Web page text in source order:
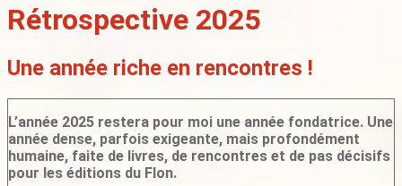
Rétrospective 2025
Une année riche en rencontres !
L’année 2025 restera pour moi une année fondatrice. Une
année dense, parfois exigeante, mais profondément
humaine, faite de livres, de rencontres et de pas décisifs
pour les éditions du Flon.